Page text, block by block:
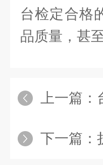
台检定合格
品质量，甚
上一篇：
下一篇：